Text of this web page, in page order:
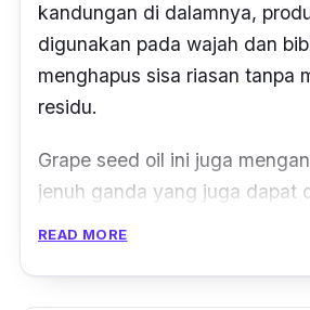
kandungan di dalamnya,
digunakan pada wajah dan
menghapus sisa riasan tanpa
residu.
Grape seed oil ini juga
jenuh ganda yang juga dapat
READ MORE